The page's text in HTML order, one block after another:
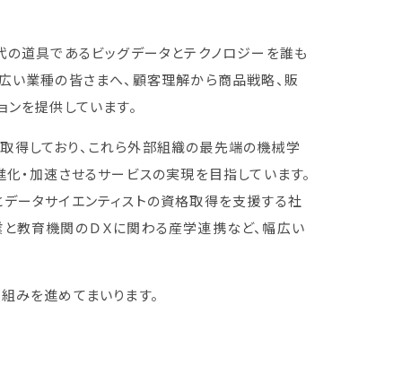
道具であるビッグデータとテクノロジーを誰も
い業種の皆さまへ、顧客理解から商品戦略、販
を提供しています。
しており、これら外部組織の最先端の機械学
・加速させるサービスの実現を目指しています。
ータサイエンティストの資格取得を支援する社
教育機関のＤＸに関わる産学連携など、幅広い
を進めてまいります。